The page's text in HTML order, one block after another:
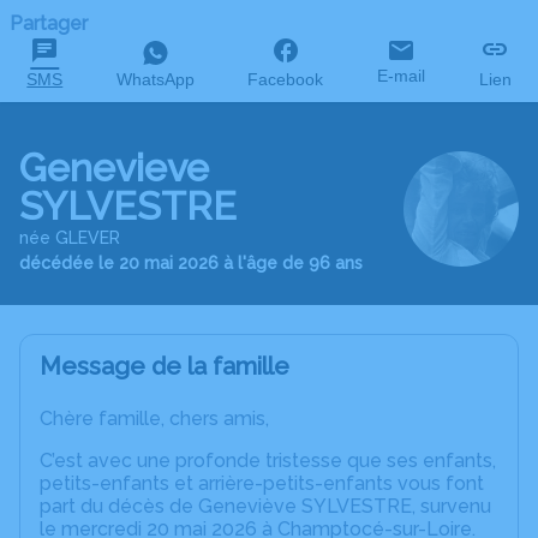
Partager
SMS WhatsApp Facebook E-mail Lien
Genevieve
SYLVESTRE
née GLEVER
décédée le 20 mai 2026 à l'âge de 96 ans
Message de la famille
Chère famille, chers amis,
C’est avec une profonde tristesse que ses enfants,
petits-enfants et arrière-petits-enfants vous font
part du décès de Geneviève SYLVESTRE, survenu
le mercredi 20 mai 2026 à Champtocé-sur-Loire.